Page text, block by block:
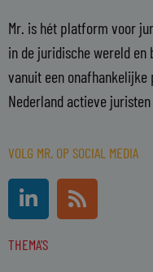
Mr. is hét platform voor
in de juridische wereld
vanuit een
Nederland actieve
VOLG MR. OP SOCIAL MEDIA
L
i
n
k
R
s
s
THEMA'S